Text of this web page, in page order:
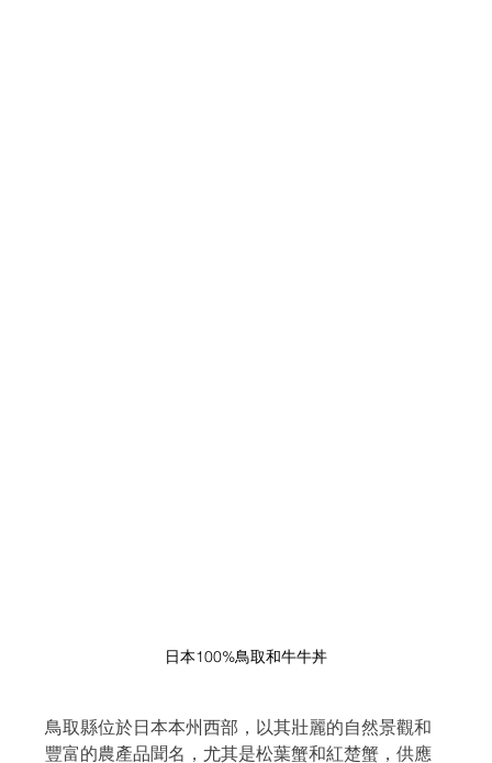
日本100%鳥取和牛牛丼
鳥取縣位於日本本州西部，以其壯麗的自然景觀和
豐富的農產品聞名，尤其是松葉蟹和紅楚蟹，供應